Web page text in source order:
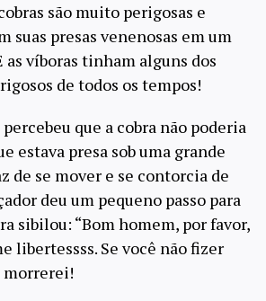
são muito perigosas e
suas presas venenosas em um
as víboras tinham alguns dos
de todos os tempos!
que a cobra não poderia
estava presa sob uma grande
de se mover e se contorcia de
deu um pequeno passo para
sibilou: “Bom homem, por favor,
libertessss. Se você não fizer
morrerei!